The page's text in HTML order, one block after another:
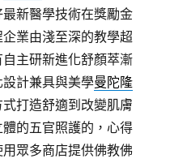
新醫學技術在獎勵金
業由淺至深的教學超
自主研新進化舒顏萃漸
計兼具與美學曼陀隆
打造舒適到改變肌膚
的五官照護的，心得
用眾多商店提供佛教佛